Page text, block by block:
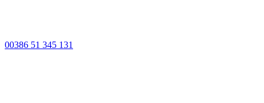
00386 51 345 131